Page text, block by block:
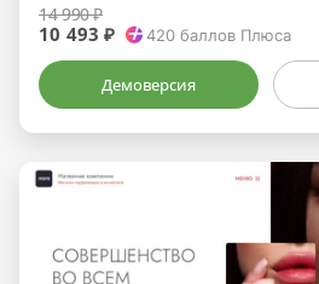
14 990 ₽
10 493 ₽ 420баллов Плюса
Демоверсия